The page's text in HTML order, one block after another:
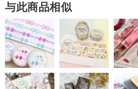
保养：必要时请手洗。并在阴凉处晾干
与此商品相似